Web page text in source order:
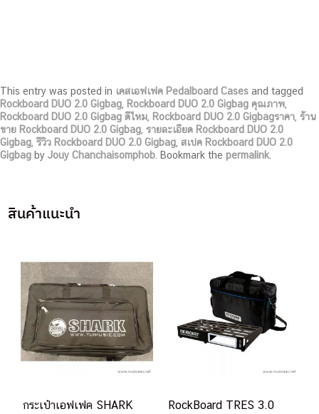
This entry was posted in เคสเอฟเฟค Pedalboard Cases and tagged
Rockboard DUO 2.0 Gigbag Rockboard DUO 2.0 Gigbag คุณภาพ
Rockboard DUO 2.0 Gigbag ดีไหม Rockboard DUO 2.0 Gigbagราคา ร้าน
ขาย Rockboard DUO 2.0 Gigbag รายละเอียด Rockboard DUO 2.0
Gigbag ,รีวิว Rockboard DUO 2.0 Gigbag สเปค Rockboard DUO 2.0
Gigbag by Jouy Chanchaisomphob . Bookmark the permalink
สินค้าแนะนำ
กระเป๋าเอฟเฟค SHARK
RockBoard TRES 3.0